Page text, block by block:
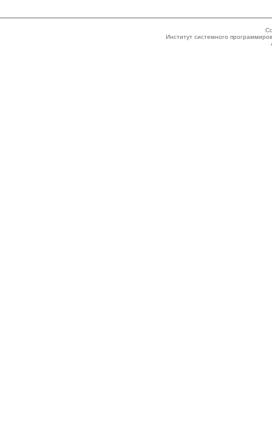
Институт системного